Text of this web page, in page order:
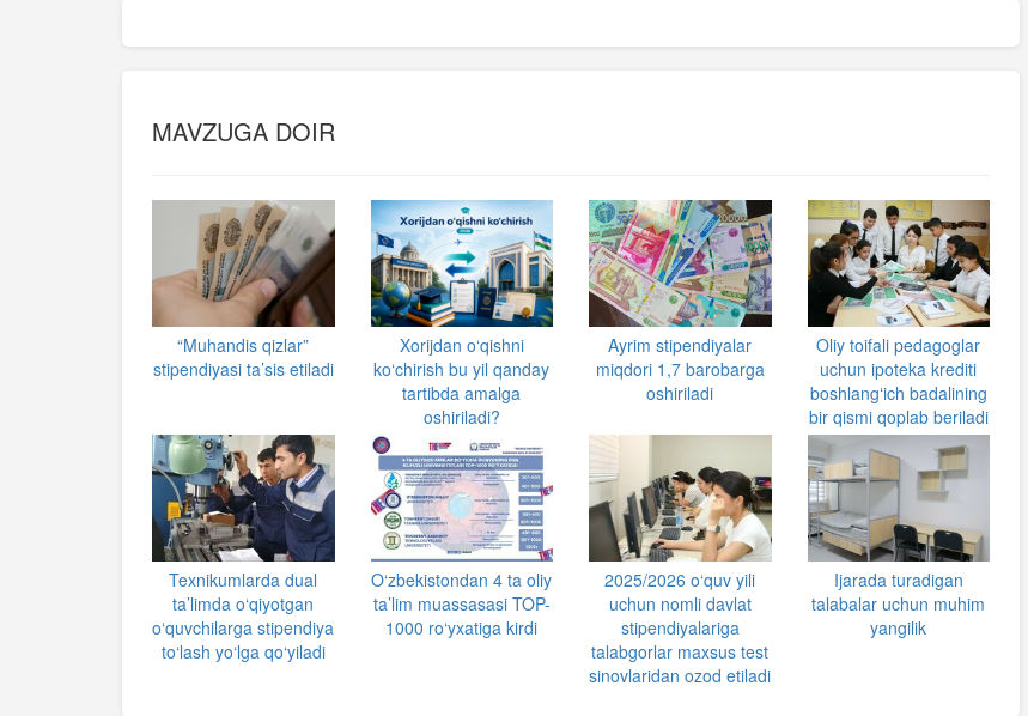
MAVZUGA DOIR
“Muhandis qizlar”
stipendiyasi ta’sis etiladi
Xorijdan o‘qishni
ko‘chirish bu yil qanday
tartibda amalga
oshiriladi?
Ayrim stipendiyalar
miqdori 1,7 barobarga
oshiriladi
Oliy toifali pedagoglar
uchun ipoteka krediti
boshlangʻich badalining
bir qismi qoplab beriladi
Texnikumlarda dual
ta’limda o‘qiyotgan
o‘quvchilarga stipendiya
to‘lash yo‘lga qo‘yiladi
O‘zbekistondan 4 ta oliy
ta’lim muassasasi TOP-
1000 ro‘yxatiga kirdi
2025/2026 o‘quv yili
uchun nomli davlat
stipendiyalariga
talabgorlar maxsus test
sinovlaridan ozod etiladi
Ijarada turadigan
talabalar uchun muhim
yangilik